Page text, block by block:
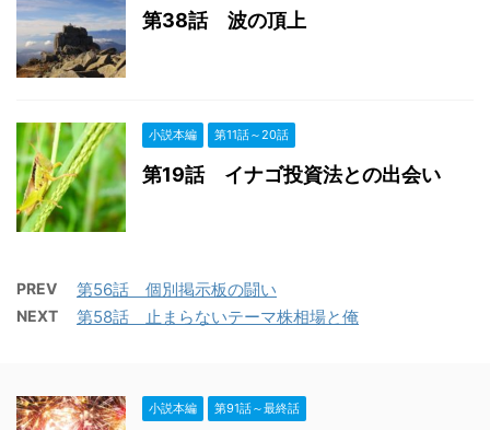
第38話 波の頂上
小説本編 第11話～20話
第19話 イナゴ投資法との出会い
PREV 第56話 個別掲示板の闘い
NEXT 第58話 止まらないテーマ株相場と俺
小説本編 第91話～最終話